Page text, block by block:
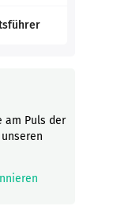
am Puls der